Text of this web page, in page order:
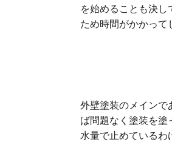
を始めることも決し
ため時間がかかって
外壁塗装のメインで
ば問題なく塗装を塗
水量で止めているわ